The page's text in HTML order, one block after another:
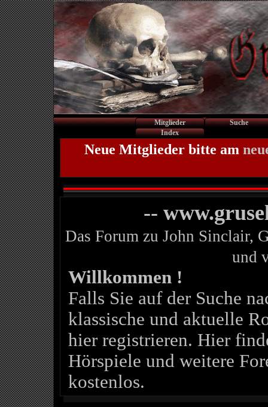
Mitglieder
Suche
Index
Neue Mitglieder bitte am
--
Das Forum zu John Sinclair,
und
Willkommen !
Falls Sie auf der Suche
klassische und aktuelle
hier registrieren. Hier
Hörspiele und weitere
kostenlos.